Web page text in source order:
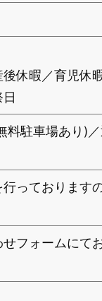
休暇／育児休
料駐車場あり)
っております
フォームにて